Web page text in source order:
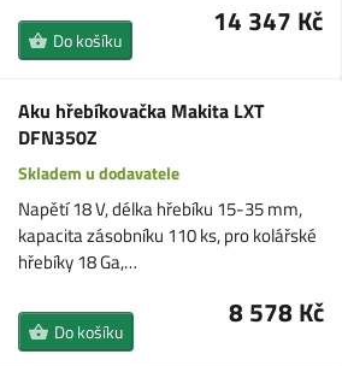
14 347 Kč
Do košíku
Aku hřebíkovačka Makita LXT
DFN350Z
Skladem u dodavatele
Napětí 18 V, délka hřebíku 15-35 mm,
kapacita zásobníku 110 ks, pro kolářské
hřebíky 18 Ga,…
8 578 Kč
Do košíku